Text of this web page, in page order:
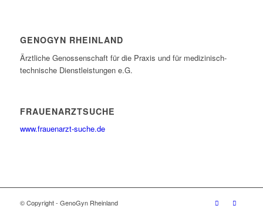
GENOGYN RHEINLAND
Ärztliche Genossenschaft für die Praxis und für medizinisch-
technische Dienstleistungen e.G.
FRAUENARZTSUCHE
www.frauenarzt-suche.de
© Copyright - GenoGyn Rheinland